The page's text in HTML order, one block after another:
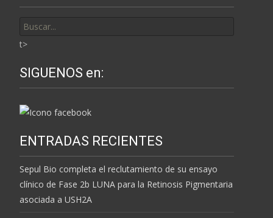
por:
t>
SIGUENOS en:
ENTRADAS RECIENTES
Sepul Bio completa el reclutamiento de su ensayo
clínico de Fase 2b LUNA para la Retinosis Pigmentaria
asociada a USH2A